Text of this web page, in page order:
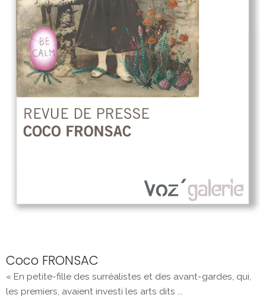
Coco FRONSAC
« En petite-fille des surréalistes et des avant-gardes, qui,
les premiers, avaient investi les arts dits ...